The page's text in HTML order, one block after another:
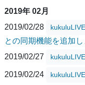
2019年 02月
2019/02/28
kukuluLIVE
との同期機能を追加し
2019/02/27
kukuluLIVE
2019/02/24 kukuluLIVE